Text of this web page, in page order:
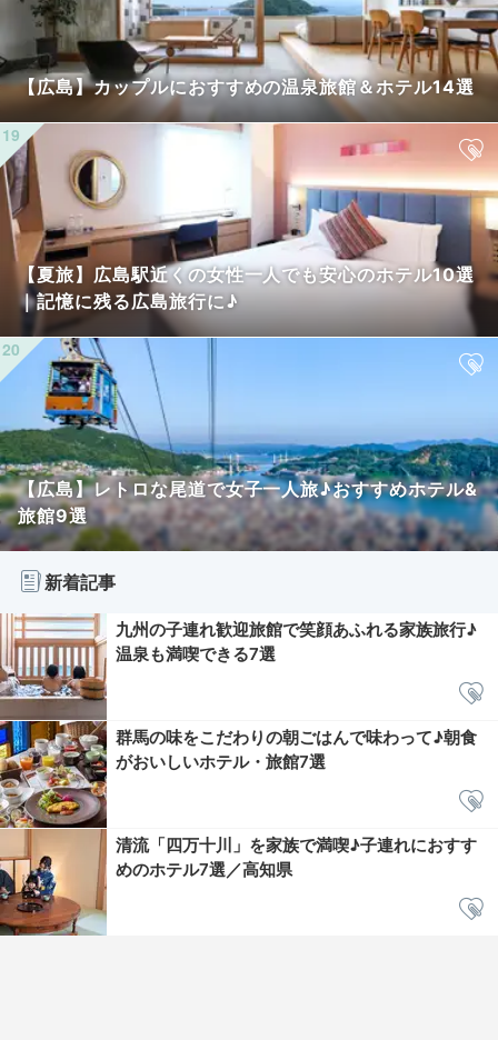
【広島】カップルにおすすめの温泉旅館＆ホテル14選
【夏旅】広島駅近くの女性一人でも安心のホテル10選
｜記憶に残る広島旅行に♪
【広島】レトロな尾道で女子一人旅♪おすすめホテル&
旅館9選
新着記事
九州の子連れ歓迎旅館で笑顔あふれる家族旅行♪
温泉も満喫できる7選
群馬の味をこだわりの朝ごはんで味わって♪朝食
がおいしいホテル・旅館7選
清流「四万十川」を家族で満喫♪子連れにおすす
めのホテル7選／高知県